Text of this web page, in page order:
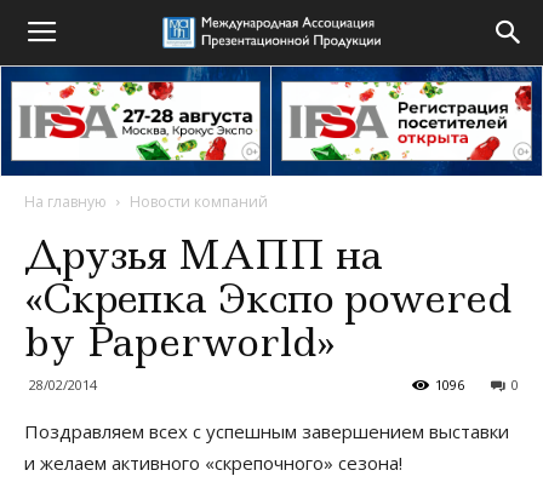
На главную Новости компаний
Друзья МАПП на
«Скрепка Экспо powered
by Paperworld»
28/02/2014 0
1096
Поздравляем всех с успешным завершением выставки
и желаем активного «скрепочного» сезона!